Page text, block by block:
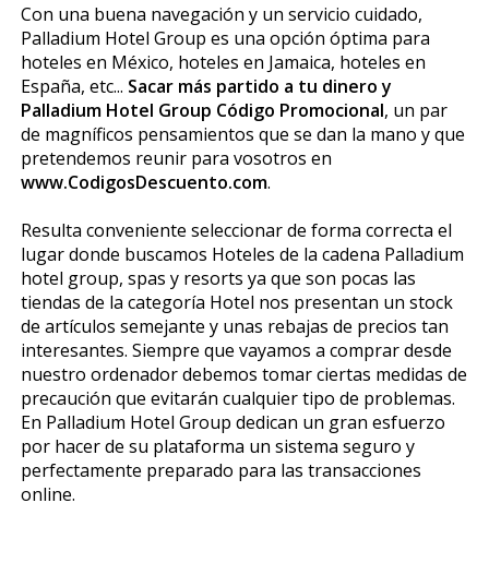
Con una buena navegación y un servicio cuidado,
Palladium Hotel Group es una opción óptima para
hoteles en México, hoteles en Jamaica, hoteles en
España, etc... Sacar más partido a tu dinero y
Palladium Hotel Group Código Promocional, un par
de magníficos pensamientos que se dan la mano y que
pretendemos reunir para vosotros en
www.CodigosDescuento.com.
Resulta conveniente seleccionar de forma correcta el
lugar donde buscamos Hoteles de la cadena Palladium
hotel group, spas y resorts ya que son pocas las
tiendas de la categoría Hotel nos presentan un stock
de artículos semejante y unas rebajas de precios tan
interesantes. Siempre que vayamos a comprar desde
nuestro ordenador debemos tomar ciertas medidas de
precaución que evitarán cualquier tipo de problemas.
En Palladium Hotel Group dedican un gran esfuerzo
por hacer de su plataforma un sistema seguro y
perfectamente preparado para las transacciones
online.